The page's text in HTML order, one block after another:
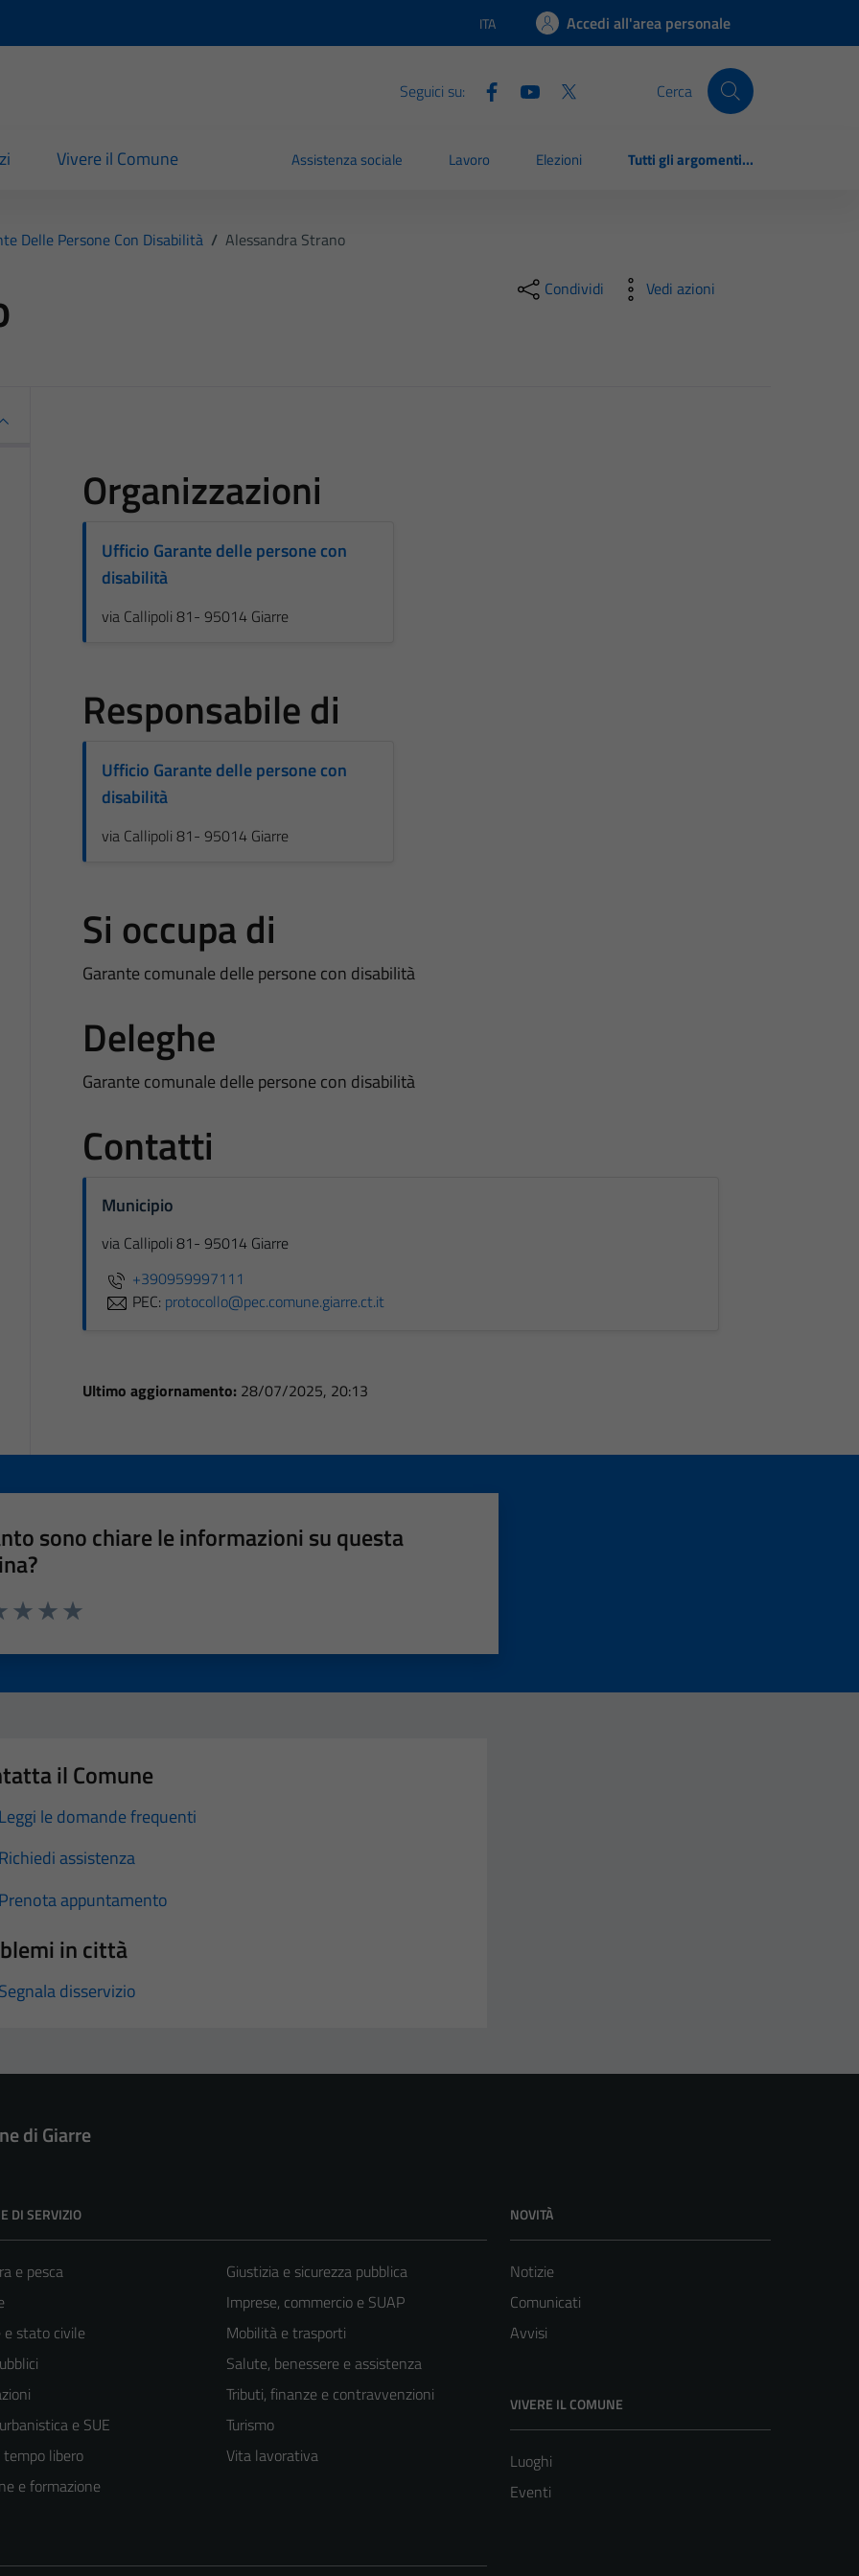
Lingua attiva:
ITA Accedi all'area personale
Seguici su: Cerca
Vivere il Comune Assistenza sociale Lavoro Elezioni Tutti gli argomenti...
Delle Persone Con Disabilità / Alessandra Strano
Condividi Vedi azioni
Organizzazioni
Ufficio Garante delle persone con
disabilità
via Callipoli 81- 95014 Giarre
Responsabile di
Ufficio Garante delle persone con
disabilità
via Callipoli 81- 95014 Giarre
Si occupa di
Garante comunale delle persone con disabilità
Deleghe
Garante comunale delle persone con disabilità
Contatti
Municipio
via Callipoli 81- 95014 Giarre
+390959997111
PEC: protocollo@pec.comune.giarre.ct.it
Ultimo aggiornamento: 28/07/2025, 20:13
sono chiare le informazioni su questa
il Comune
Leggi le domande frequenti
Richiedi assistenza
Prenota appuntamento
in città
Segnala disservizio
di Giarre
DI SERVIZIO
e pesca
e stato civile
e SUE
libero
e formazione
Giustizia e sicurezza pubblica
Imprese, commercio e SUAP
Mobilità e trasporti
Salute, benessere e assistenza
Tributi, finanze e contravvenzioni
Turismo
Vita lavorativa
NOVITÀ
Notizie
Comunicati
Avvisi
VIVERE IL COMUNE
Luoghi
Eventi